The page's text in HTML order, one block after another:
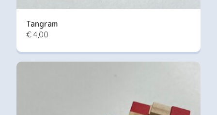
Tangram
€ 4,00